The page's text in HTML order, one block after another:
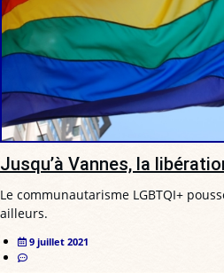
Jusqu’à Vannes, la
Le communautarisme LGBTQI+
ailleurs.
9 juillet 2021